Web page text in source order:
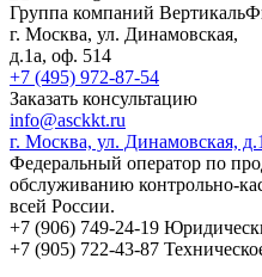
Группа компаний
г. Москва, ул. Динамовская,
д.1а, оф. 514
+7 (495) 972-87-54
Заказать консультацию
info@asckkt.ru
г. Москва, ул. Динамовская,
Федеральный оператор по
обслуживанию контрольно-
всей России.
+7 (906) 749-24-19
+7 (905) 722-43-87